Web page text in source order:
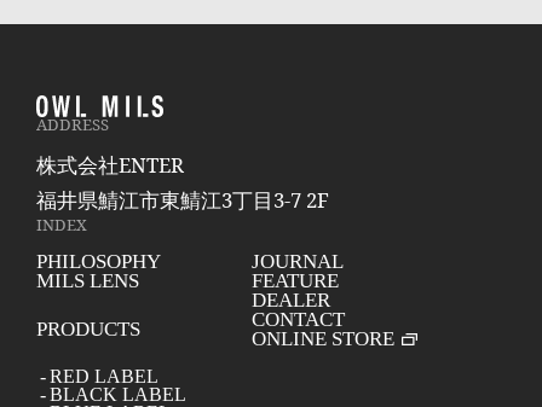
ADDRESS
株式会社ENTER
福井県鯖江市東鯖江3丁目3-7 2F
INDEX
PHILOSOPHY
MILS LENS
PRODUCTS
RED LABEL
BLACK LABEL
JOURNAL
FEATURE
DEALER
CONTACT
ONLINE STORE